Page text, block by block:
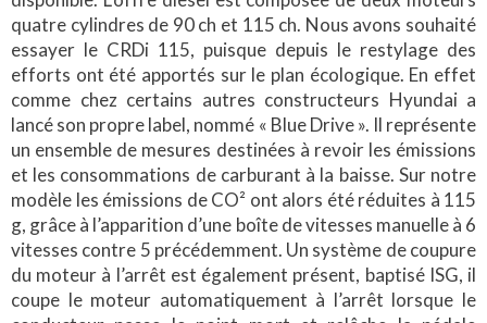
quatre cylindres de 90 ch et 115 ch. Nous avons souhaité
essayer le CRDi 115, puisque depuis le restylage des
efforts ont été apportés sur le plan écologique. En effet
comme chez certains autres constructeurs Hyundai a
lancé son propre label, nommé « Blue Drive ». Il représente
un ensemble de mesures destinées à revoir les émissions
et les consommations de carburant à la baisse. Sur notre
modèle les émissions de CO² ont alors été réduites à 115
g, grâce à l’apparition d’une boîte de vitesses manuelle à 6
vitesses contre 5 précédemment. Un système de coupure
du moteur à l’arrêt est également présent, baptisé ISG, il
coupe le moteur automatiquement à l’arrêt lorsque le